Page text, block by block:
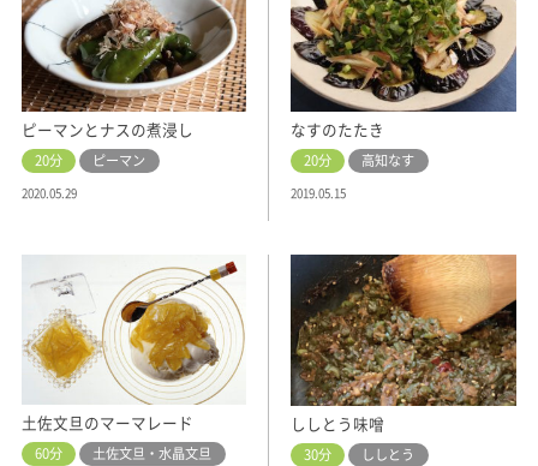
ピーマンとナスの煮浸し
20分 ピーマン
2020.05.29
なすのたたき
20分 高知なす
2019.05.15
土佐文旦のマーマレード
60分 土佐文旦・水晶文旦
ししとう味噌
30分 ししとう